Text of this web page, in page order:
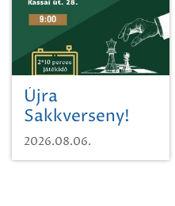
Újra
Sakkverseny!
2026.08.06.